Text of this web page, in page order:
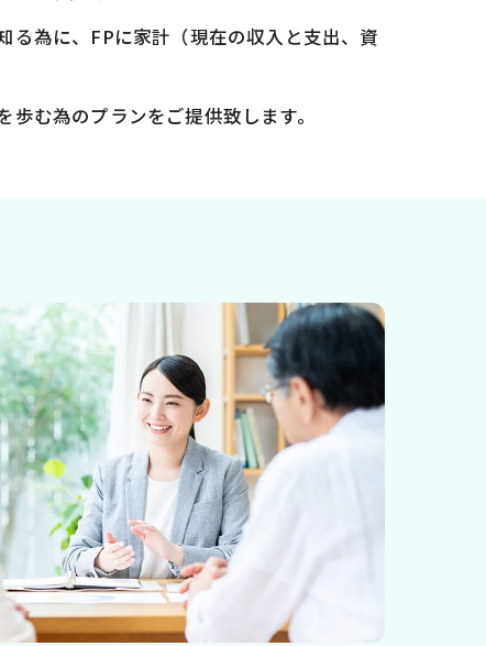
る為に、FPに家計（現在の収入と支出、資
む為のプランをご提供致します。